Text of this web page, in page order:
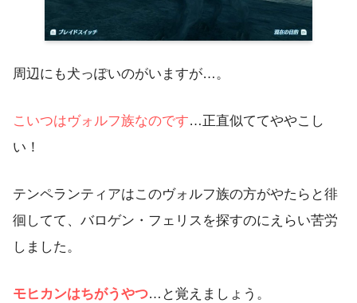
周辺にも犬っぽいのがいますが…。
こいつはヴォルフ族なのです…正直似ててややこし
い！
テンペランティアはこのヴォルフ族の方がやたらと徘
徊してて、バロゲン・フェリスを探すのにえらい苦労
しました。
モヒカンはちがうやつ…と覚えましょう。